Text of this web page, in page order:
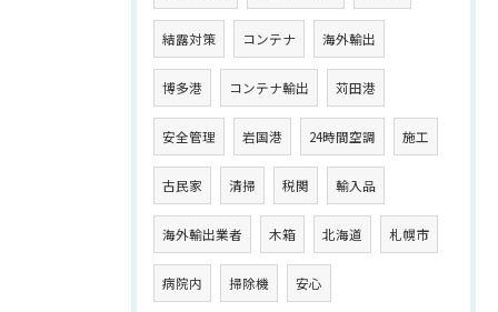
結露対策 コンテナ 海外輸出
博多港 コンテナ輸出 苅田港
安全管理 岩国港 24時間空調 施工
古民家 清掃 税関 輸入品
海外輸出業者 木箱 北海道 札幌市
病院内 掃除機 安心